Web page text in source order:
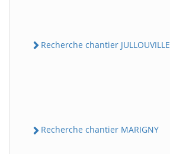
Recherche chantier JULLOUVILLE
Recherche chantier MARIGNY